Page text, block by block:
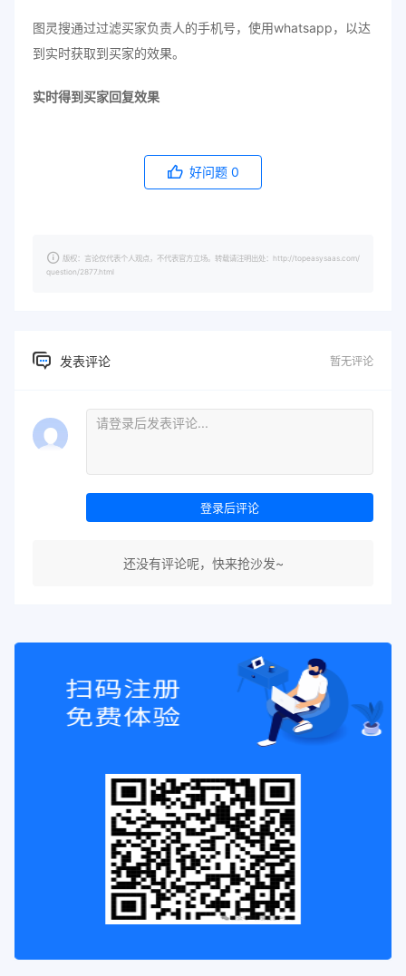
图灵搜通过过滤买家负责人的手机号，使用whatsapp，以达
到实时获取到买家的效果。
实时得到买家回复效果
好问题 0
版权：言论仅代表个人观点，不代表官方立场。转载请注明出处：http://topeasysaas.com/
question/2877.html
发表评论 暂无评论
登录后评论
还没有评论呢，快来抢沙发~